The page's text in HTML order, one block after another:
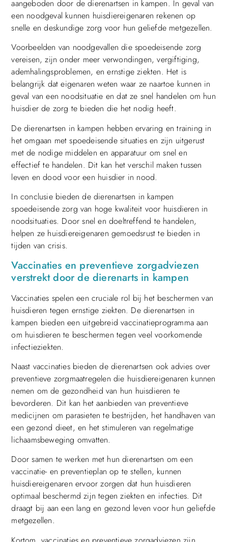
aangeboden door de dierenartsen in kampen. In geval van
een noodgeval kunnen huisdiereigenaren rekenen op
snelle en deskundige zorg voor hun geliefde metgezellen.
Voorbeelden van noodgevallen die spoedeisende zorg
vereisen, zijn onder meer verwondingen, vergiftiging,
ademhalingsproblemen, en ernstige ziekten. Het is
belangrijk dat eigenaren weten waar ze naartoe kunnen in
geval van een noodsituatie en dat ze snel handelen om hun
huisdier de zorg te bieden die het nodig heeft.
De dierenartsen in kampen hebben ervaring en training in
het omgaan met spoedeisende situaties en zijn uitgerust
met de nodige middelen en apparatuur om snel en
effectief te handelen. Dit kan het verschil maken tussen
leven en dood voor een huisdier in nood.
In conclusie bieden de dierenartsen in kampen
spoedeisende zorg van hoge kwaliteit voor huisdieren in
noodsituaties. Door snel en doeltreffend te handelen,
helpen ze huisdiereigenaren gemoedsrust te bieden in
tijden van crisis.
Vaccinaties en preventieve zorgadviezen
verstrekt door de dierenarts in kampen
Vaccinaties spelen een cruciale rol bij het beschermen van
huisdieren tegen ernstige ziekten. De dierenartsen in
kampen bieden een uitgebreid vaccinatieprogramma aan
om huisdieren te beschermen tegen veel voorkomende
infectieziekten.
Naast vaccinaties bieden de dierenartsen ook advies over
preventieve zorgmaatregelen die huisdiereigenaren kunnen
nemen om de gezondheid van hun huisdieren te
bevorderen. Dit kan het aanbieden van preventieve
medicijnen om parasieten te bestrijden, het handhaven van
een gezond dieet, en het stimuleren van regelmatige
lichaamsbeweging omvatten.
Door samen te werken met hun dierenartsen om een
vaccinatie- en preventieplan op te stellen, kunnen
huisdiereigenaren ervoor zorgen dat hun huisdieren
optimaal beschermd zijn tegen ziekten en infecties. Dit
draagt bij aan een lang en gezond leven voor hun geliefde
metgezellen.